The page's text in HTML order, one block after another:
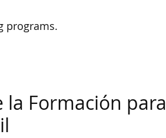
programs.
la Formación para